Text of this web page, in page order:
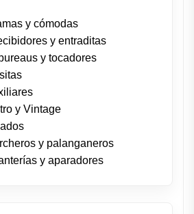
y cómodas
y entraditas
y tocadores
y Vintage
y palanganeros
y aparadores